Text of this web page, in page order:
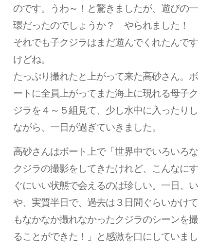
のです。うわ～！と驚きましたが、遊びの一
環だったのでしょうか？ やられました！
それでも子クジラはまだ遊んでくれたんです
けどね。
たっぷり撮れたと上がって来た高砂さん。ボ
ートに全員上がってまた海上に現れる母子ク
ジラを４～５組見て、少し水中に入ったりし
ながら、一日が過ぎていきました。
高砂さんはボート上で「世界中でいろいろな
クジラの撮影をしてきたけれど、こんなにす
ぐにいい状態で会えるのは珍しい。一日、い
や、実質半日で、過去は３日間ぐらいかけて
もなかなか撮れなかったクジラのシーンを撮
ることができた！」と感激を口にしていまし